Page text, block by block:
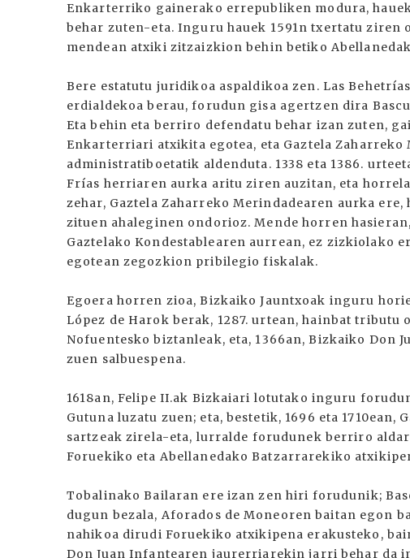
Enkarterriko gainerako errepubliken modura,
behar zuten-eta. Inguru hauek 1591n txertatu ziren
mendean atxiki zitzaizkion behin betiko
Bere estatutu juridikoa aspaldikoa zen. Las
erdialdekoa berau, forudun gisa agertzen dira
Eta behin eta berriro defendatu behar izan zuten,
Enkarterriari atxikita egotea, eta Gaztela
administratiboetatik aldenduta. 1338 eta 1386.
Frías herriaren aurka aritu ziren auzitan, eta
zehar, Gaztela Zaharreko Merindadearen aurka
zituen ahaleginen ondorioz. Mende horren
Gaztelako Kondestablearen aurrean, ez zizkiolako
egotean zegozkion pribilegio fiskalak.
Egoera horren zioa, Bizkaiko Jauntxoak inguru
López de Harok berak, 1287. urtean, hainbat
Nofuentesko biztanleak, eta, 1366an, Bizkaiko Don
zuen salbuespena.
1618an, Felipe II.ak Bizkaiari lotutako inguru
Gutuna luzatu zuen; eta, bestetik, 1696 eta
sartzeak zirela-eta, lurralde forudunek berriro
Foruekiko eta Abellanedako Batzarrarekiko
Tobalinako Bailaran ere izan zen hiri forudunik;
dugun bezala, Aforados de Moneoren baitan egon
nahikoa dirudi Foruekiko atxikipena erakusteko,
Don Juan Infantearen jaurerriarekin jarri behar da